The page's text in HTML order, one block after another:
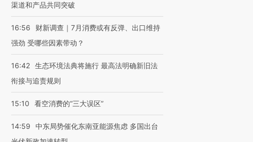
渠道和产品共同突破
16:56
财新调查｜7月消费或有反弹、出口维持
强劲 受哪些因素带动？
16:42 生态环境法典将施行 最高法明确新旧法
衔接与追责规则
15:10 看空消费的“三大误区”
14:59
中东局势催化东南亚能源焦虑 多国出台